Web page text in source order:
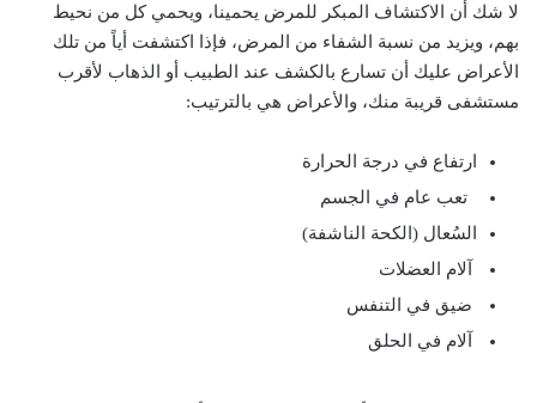
لا شك أن الاكتشاف المبكر للمرض يحمينا، ويحمي كل من نحيط
بهم، ويزيد من نسبة الشفاء من المرض، فإذا اكتشفت أياً من تلك
الأعراض عليك أن تسارع بالكشف عند الطبيب أو الذهاب لأقرب
مستشفى قريبة منك، والأعراض هي بالترتيب:
ارتفاع في درجة الحرارة
تعب عام في الجسم
السُعال (الكحة الناشفة)
آلام العضلات
ضيق في التنفس
آلام في الحلق